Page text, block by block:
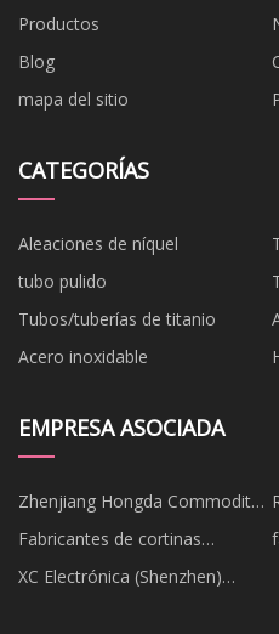
Productos
Blog
mapa del sitio
CATEGORÍAS
Aleaciones de níquel
tubo pulido
Tubos/tuberías de titanio
Acero inoxidable
EMPRESA ASOCIADA
Zhenjiang Hongda Commodity
Co.,Ltd
Fabricantes de cortinas
confeccionadas en China,
proveedores de telas para
XC Electrónica (Shenzhen)